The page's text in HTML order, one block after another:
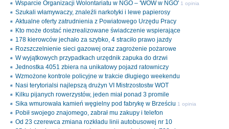
Wsparcie Organizacji Wolontariatu w NGO – 'WOW w NGO' 1 opinia
Szukali włamywaczy, znaleźli narkotyki i lewe papierosy
Aktualne oferty zatrudnienia z Powiatowego Urzędu Pracy
Kto może dostać niezrealizowane świadczenie wspierające
178 kierowców jechało za szybko, 4 straciło prawo jazdy
Rozszczelnienie sieci gazowej oraz zagrożenie pożarowe
W wyjątkowych przypadkach urzędnik zapuka do drzwi
Jednostka 4051 zbiera na unikatowy pojazd ratowniczy
Wzmożone kontrole policyjne w trakcie długiego weekendu
Nasi terytorialsi najlepszą drużyn VI Mistrzostostw WOT
Kilku pijanych rowerzystów, jeden miał ponad 3 promile
Sika wmurowała kamień węgielny pod fabrykę w Brześciu 1 opinia
Pobił swojego znajomego, zabrał mu zakupy i telefon
Od 23 czerewca zmiana rozkładu linii autobusowej nr 10